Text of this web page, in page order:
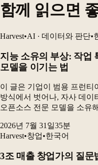
함께 읽으면
Harvest•AI · 데이터와 판단•
지능 소유의 부상: 작업
모델을 이기는 법
이 글은 기업이 범용 프런티
방식에서 벗어나, 자사 데이
오픈소스 전문 모델을 소유
파라미터 오픈소스 모델은
2026년 7월 31일35분
Harvest•창업•한국어
3조 매출 창업가의 질문